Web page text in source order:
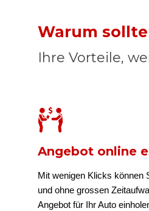
Warum
Ihre Vorteile,
Angebot online
Mit wenigen Klicks können
und ohne grossen
Angebot für Ihr Auto